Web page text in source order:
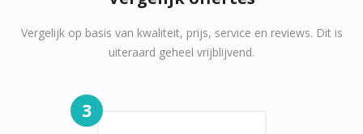
Vergelijk op basis van kwaliteit, prijs, service en reviews. Dit is
uiteraard geheel vrijblijvend.
3